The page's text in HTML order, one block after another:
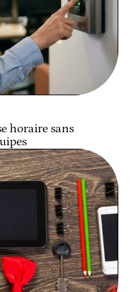
horaire sans